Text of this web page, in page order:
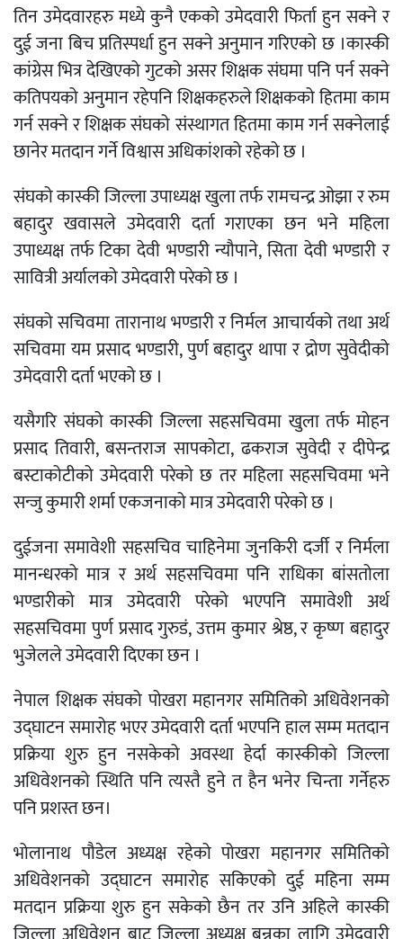
तिन उमेदवारहरु मध्ये कुनै एकको उमेदवारी फिर्ता हुन सक्ने र
दुई जना बिच प्रतिस्पर्धा हुन सक्ने अनुमान गरिएको छ ।कास्की
कांग्रेस भित्र देखिएको गुटको असर शिक्षक संघमा पनि पर्न सक्ने
कतिपयको अनुमान रहेपनि शिक्षकहरुले शिक्षकको हितमा काम
गर्न सक्ने र शिक्षक संघको संस्थागत हितमा काम गर्न सक्नेलाई
छानेर मतदान गर्ने विश्वास अधिकांशको रहेको छ ।
संघको कास्की जिल्ला उपाध्यक्ष खुला तर्फ रामचन्द्र ओझा र रुम
बहादुर खवासले उमेदवारी दर्ता गराएका छन भने महिला
उपाध्यक्ष तर्फ टिका देवी भण्डारी न्यौपाने, सिता देवी भण्डारी र
सावित्री अर्यालको उमेदवारी परेको छ ।
संघको सचिवमा तारानाथ भण्डारी र निर्मल आचार्यको तथा अर्थ
सचिवमा यम प्रसाद भण्डारी, पुर्ण बहादुर थापा र द्रोण सुवेदीको
उमेदवारी दर्ता भएको छ ।
यसैगरि संघको कास्की जिल्ला सहसचिवमा खुला तर्फ मोहन
प्रसाद तिवारी, बसन्तराज सापकोटा, ढकराज सुवेदी र दीपेन्द्र
बस्टाकोटीको उमेदवारी परेको छ तर महिला सहसचिवमा भने
सन्जु कुमारी शर्मा एकजनाको मात्र उमेदवारी परेको छ ।
दुईजना समावेशी सहसचिव चाहिनेमा जुनकिरी दर्जी र निर्मला
मानन्धरको मात्र र अर्थ सहसचिवमा पनि राधिका बांसतोला
भण्डारीको मात्र उमेदवारी परेको भएपनि समावेशी अर्थ
सहसचिवमा पुर्ण प्रसाद गुरुडं, उत्तम कुमार श्रेष्ठ, र कृष्ण बहादुर
भुजेलले उमेदवारी दिएका छन ।
नेपाल शिक्षक संघको पोखरा महानगर समितिको अधिवेशनको
उद्घाटन समारोह भएर उमेदवारी दर्ता भएपनि हाल सम्म मतदान
प्रक्रिया शुरु हुन नसकेको अवस्था हेर्दा कास्कीको जिल्ला
अधिवेशनको स्थिति पनि त्यस्तै हुने त हैन भनेर चिन्ता गर्नेहरु
पनि प्रशस्त छन।
भोलानाथ पौडेल अध्यक्ष रहेको पोखरा महानगर समितिको
अधिवेशनको उद्घाटन समारोह सकिएको दुई महिना सम्म
मतदान प्रक्रिया शुरु हुन सकेको छैन तर उनि अहिले कास्की